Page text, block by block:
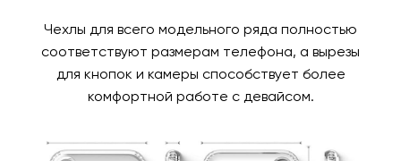
Чехлы для всего модельного ряда полностью
соответствуют размерам телефона, а вырезы
для кнопок и камеры способствует более
комфортной работе с девайсом.